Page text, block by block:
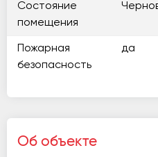
Состояние
помещения
Пожарная
безопасность
да
Об объекте